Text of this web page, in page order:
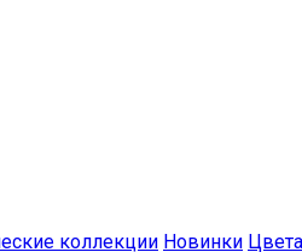
коллекции Новинки Цвета